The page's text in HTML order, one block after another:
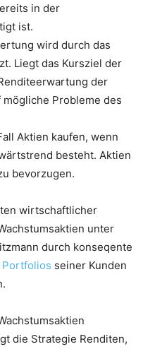
in der
ist.
wird durch das
Liegt das Kursziel der
der
mögliche Probleme des
Aktien kaufen, wenn
besteht. Aktien
bevorzugen.
wirtschaftlicher
unter
durch konseqente
Portfolios seiner Kunden
die Strategie Renditen,